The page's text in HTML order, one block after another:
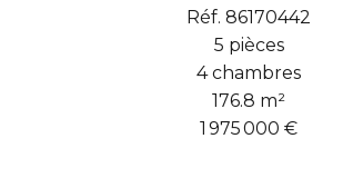
Réf. 86170442
5 pièces
4 chambres
176.8 m²
1 975 000 €